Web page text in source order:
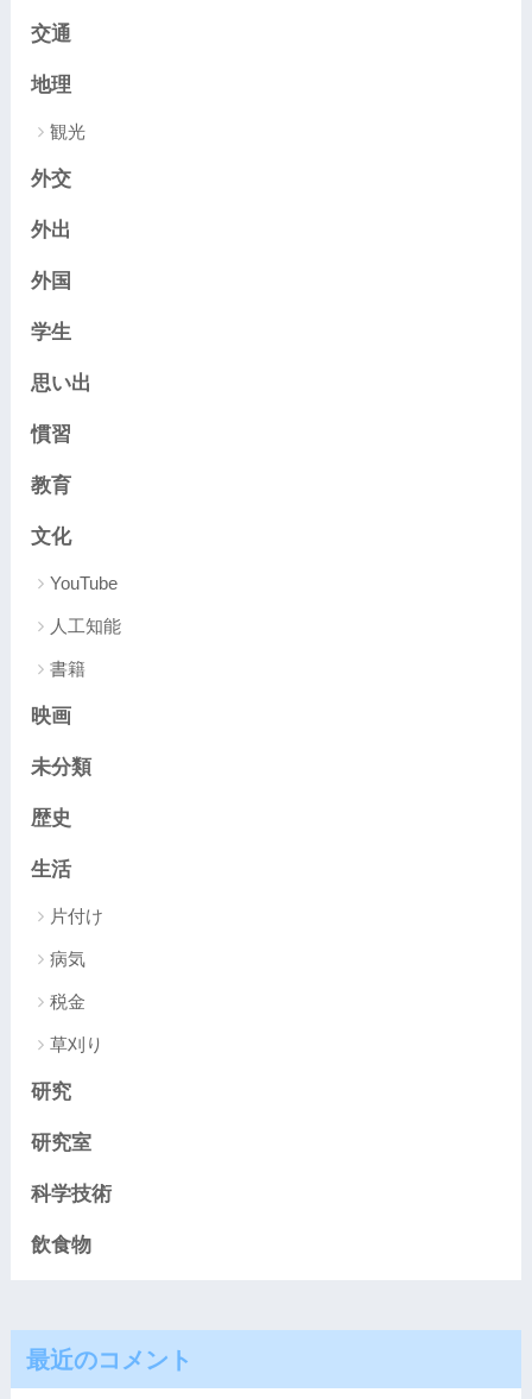
交通
地理
観光
外交
外出
外国
学生
思い出
慣習
教育
文化
YouTube
人工知能
書籍
映画
未分類
歴史
生活
片付け
病気
税金
草刈り
研究
研究室
科学技術
飲食物
最近のコメント